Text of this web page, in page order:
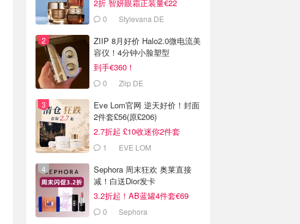
2折 智妍眼霜正装量€22
0 Stylevana DE
ZIIP 8月好价 Halo2.0微电流美
容仪！4分钟小脸塑型
到手€360！
0 Ziip DE
Eve Lom官网 逆天好价！封面
2件套£56(原£206)
2.7折起 £10收迷你2件套
1 EVE LOM
Sephora 周末狂欢 奥莱直接
减！白送Dior发卡
3.2折起！AB蓝罐4件套€69
0 Sephora